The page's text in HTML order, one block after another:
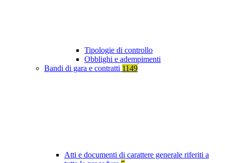
Tipologie di controllo
Obblighi e adempimenti
Bandi di gara e contratti 1149
Atti e documenti di carattere generale riferiti a